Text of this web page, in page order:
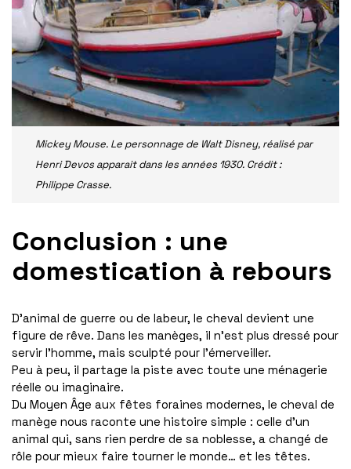
Mickey Mouse. Le personnage de Walt Disney, réalisé par
Henri Devos apparait dans les années 1930. Crédit :
Philippe Crasse.
Conclusion : une
domestication à rebours
D’animal de guerre ou de labeur, le cheval devient une
figure de rêve. Dans les manèges, il n’est plus dressé pour
servir l’homme, mais sculpté pour l’émerveiller.
Peu à peu, il partage la piste avec toute une ménagerie
réelle ou imaginaire.
Du Moyen Âge aux fêtes foraines modernes, le cheval de
manège nous raconte une histoire simple : celle d’un
animal qui, sans rien perdre de sa noblesse, a changé de
rôle pour mieux faire tourner le monde… et les têtes.